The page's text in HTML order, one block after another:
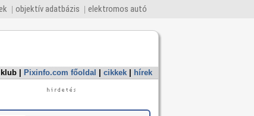
objektív adatbázis elektromos autó
Pixinfo.com főoldal cikkek hírek